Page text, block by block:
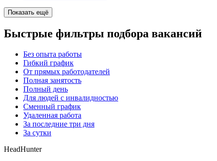
Показать ещё
Быстрые фильтры подбора вакансий
Без опыта работы
Гибкий график
От прямых работодателей
Полная занятость
Полный день
Для людей с инвалидностью
Сменный график
Удаленная работа
За последние три дня
За сутки
HeadHunter